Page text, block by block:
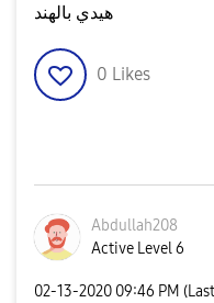
هيدي بالهند
0 Likes
Abdullah208
Active Level 6
‎02-13-2020 09:46 PM